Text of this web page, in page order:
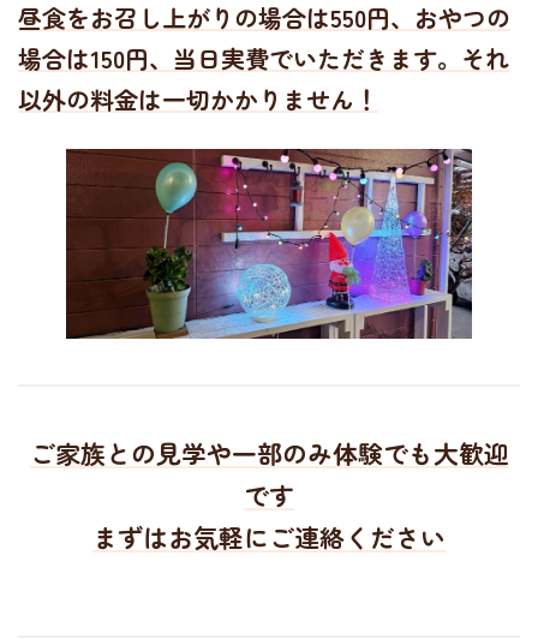
昼食をお召し上がりの場合は550円、おやつの
場合は150円、当日実費でいただきます。それ
以外の料金は一切かかりません！
ご家族との見学や一部のみ体験でも大歓迎
です
まずはお気軽にご連絡ください